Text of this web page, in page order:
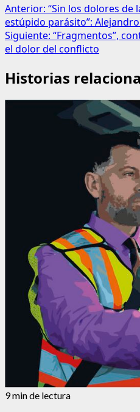
Navegación
de
entradas
Anterior: “Sin los dolores de
estúpido parásito”:
Siguiente: “Fragmentos”,
el dolor del conflicto
Historias
9 min de lectura